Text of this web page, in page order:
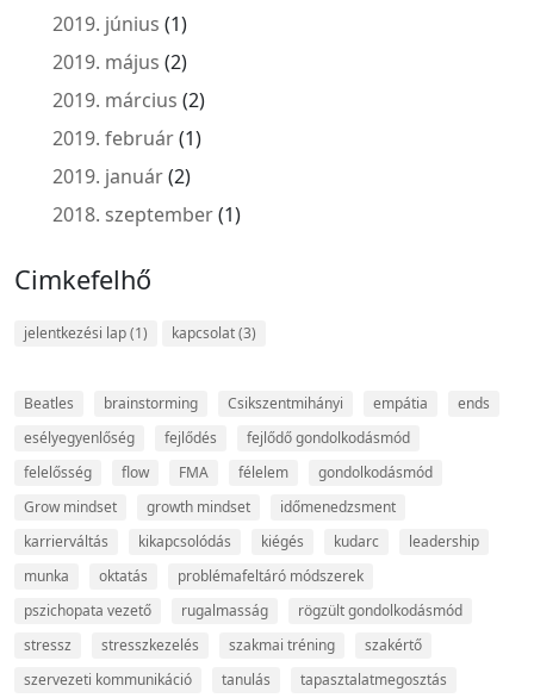
2019. június (1)
2019. május (2)
2019. március (2)
2019. február(1)
2019. január(2)
2018. szeptember(1)
Cimkefelhő
jelentkezési lap(1) kapcsolat(3)
Beatles brainstorming Csikszentmihányi empátia
ends
esélyegyenlőség
fejlődés
fejlődő gondolkodásmód
felelősség
flow FMA félelem
gondolkodásmód
Grow mindset
growth mindset
időmenedzsment
karrierváltás
kikapcsolódás kiégés kudarc
leadership
munka
oktatás
problémafeltáró módszerek
pszichopata vezető
rugalmasság
rögzült gondolkodásmód
stressz
stresszkezelés szakmai tréning
szakértő
szervezeti kommunikáció
tanulás tapasztalatmegosztás